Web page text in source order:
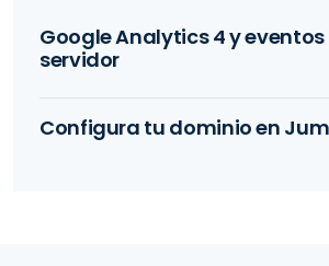
Google Analytics 4 y
servidor
Configura tu dominio en